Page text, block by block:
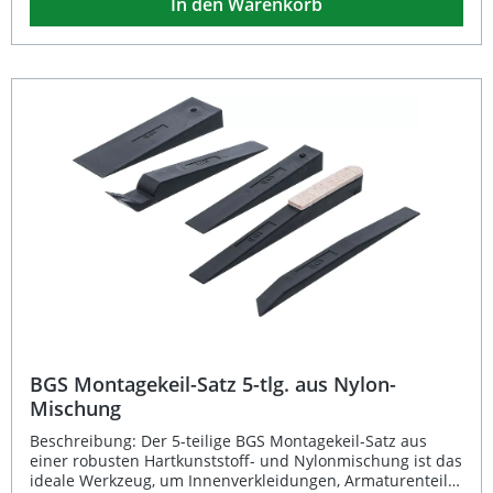
besonders schonend, wodurch sie sich perfekt für
Arbeiten an empfindlichen Bauteilen eignen. Schützt
empfindliche Oberflächen und Kanten vor Kratzern
Ideal für Wartungs- und Restaurationsarbeiten an
Schlüsselweiten Ergonomische Form für komfortables
Arbeiten Lieferumfang: 4 Doppelringschlüssel
(Sechskantprofile: 6, 8, 10, 12, 13 mm, 3/8", 7/16", 1/2") 1
Stemmhebel
In den Warenkorb
BGS Montagekeil-Satz 5-tlg. aus Nylon-
Mischung
Beschreibung: Der 5-teilige BGS Montagekeil-Satz aus
einer robusten Hartkunststoff- und Nylonmischung ist das
ideale Werkzeug, um Innenverkleidungen, Armaturenteile